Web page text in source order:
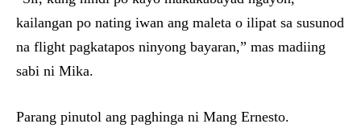
kailangan po nating iwan ang maleta o ilipat sa susunod
na flight pagkatapos ninyong bayaran,” mas madiing
sabi ni Mika.
Parang pinutol ang paghinga ni Mang Ernesto.